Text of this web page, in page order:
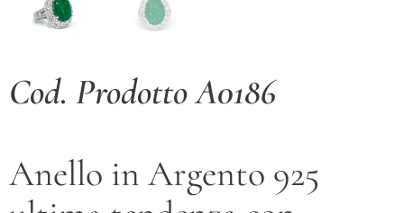
Cod. Prodotto A0186
Anello in Argento 925